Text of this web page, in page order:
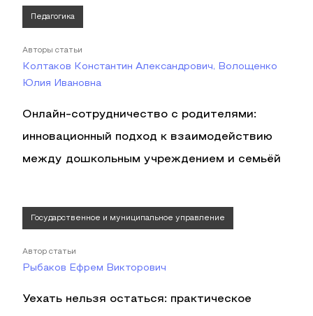
Педагогика
Авторы статьи
Колтаков Константин Александрович, Волощенко
Юлия Ивановна
Онлайн-сотрудничество с родителями:
инновационный подход к взаимодействию
между дошкольным учреждением и семьёй
Государственное и муниципальное управление
Автор статьи
Рыбаков Ефрем Викторович
Уехать нельзя остаться: практическое